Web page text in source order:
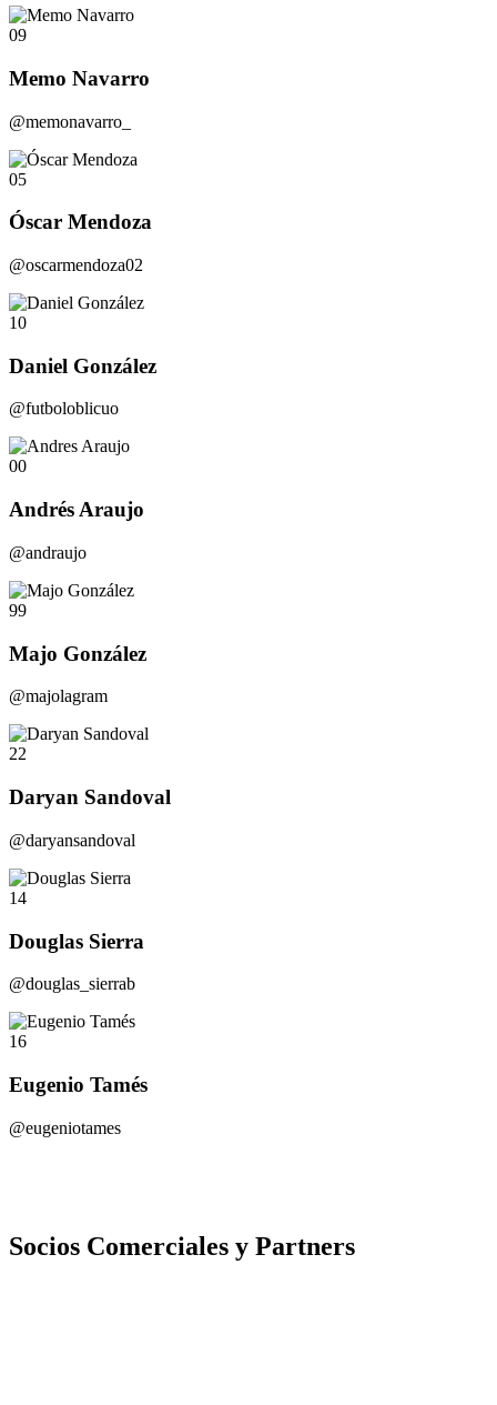
09
Memo Navarro
@memonavarro_
05
Óscar Mendoza
@oscarmendoza02
10
Daniel González
@futboloblicuo
00
Andrés Araujo
@andraujo
99
Majo González
@majolagram
22
Daryan Sandoval
@daryansandoval
14
Douglas Sierra
@douglas_sierrab
16
Eugenio Tamés
@eugeniotames
Socios Comerciales y Partners